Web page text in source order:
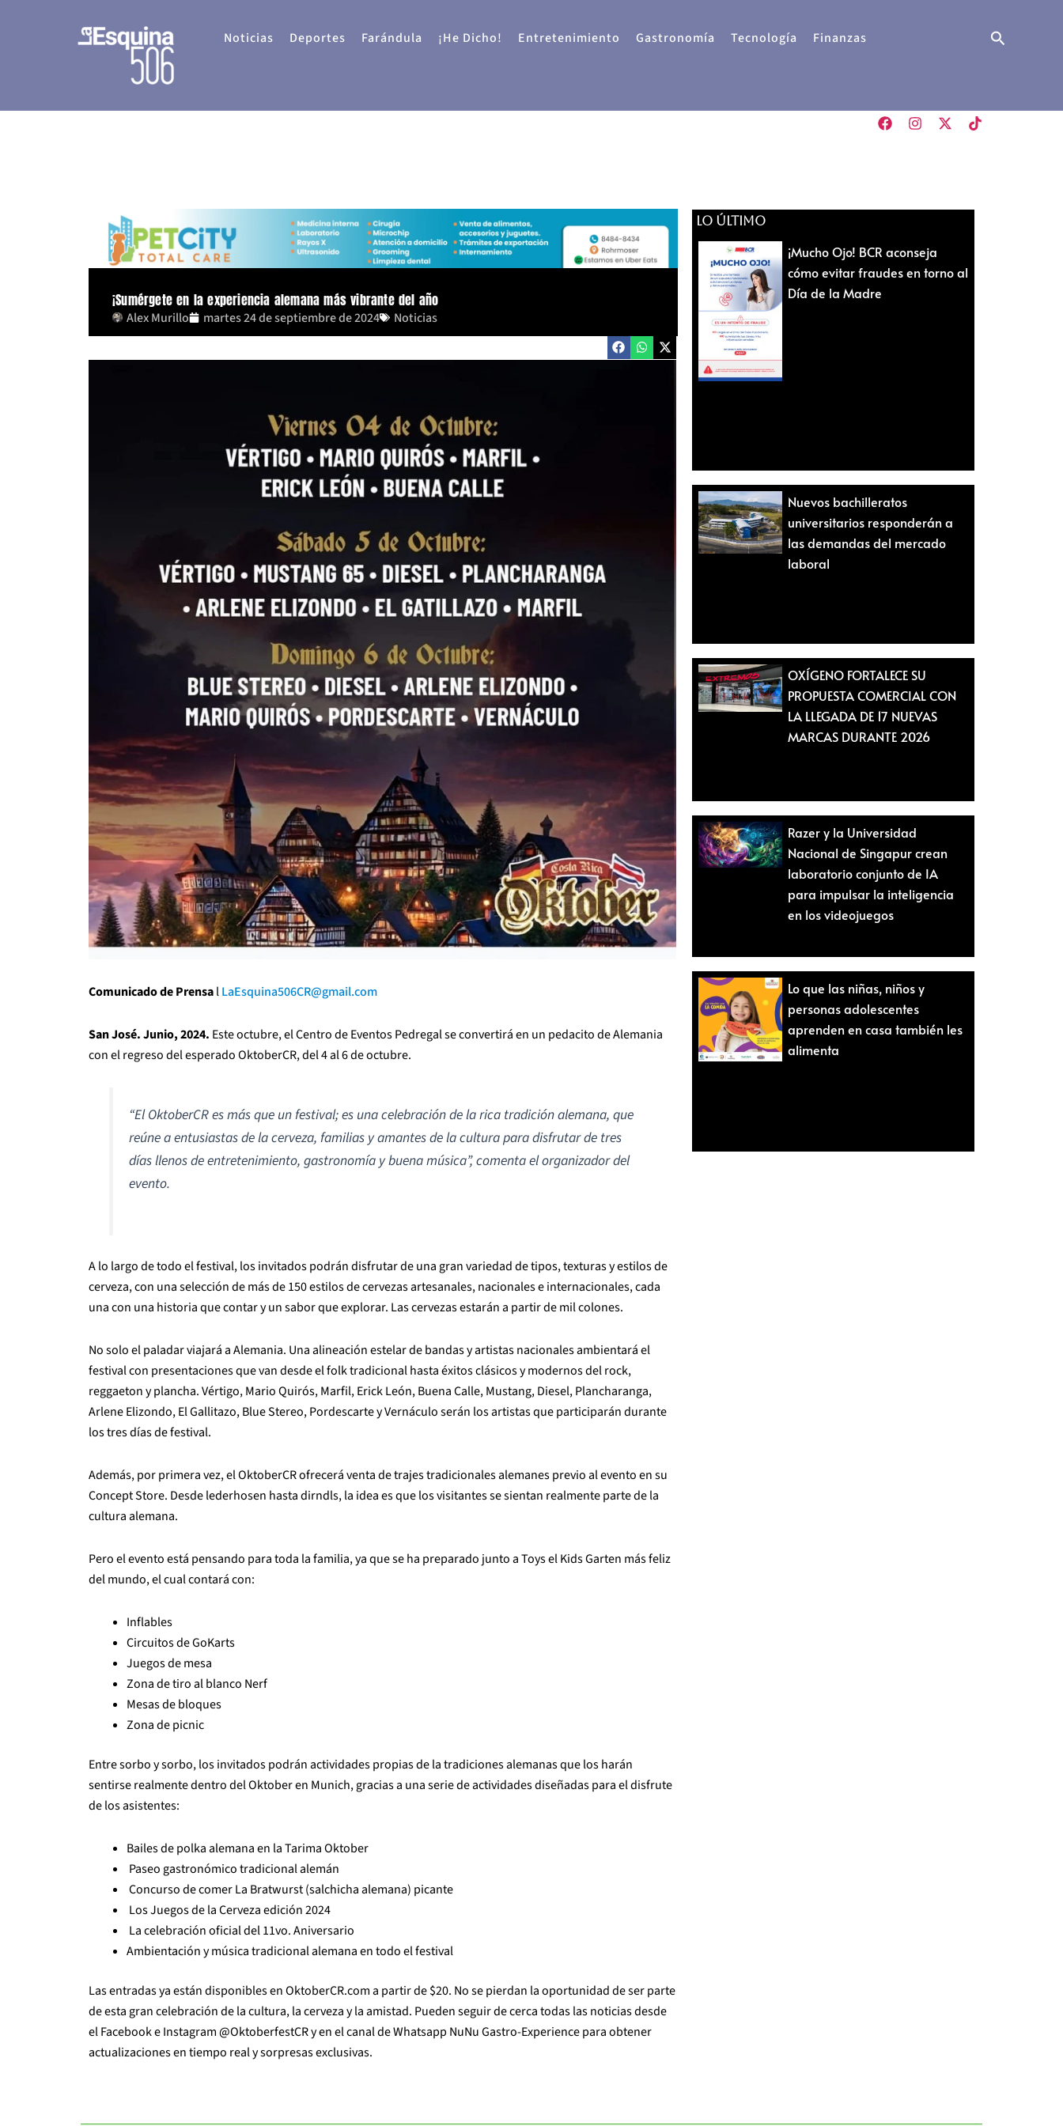
Noticias Deportes Farándula ¡He Dicho! Entretenimiento Gastronomía Tecnología Finanzas Buscar
¡Sumérgete en la experiencia alemana más vibrante del año
Alex Murillo martes 24 de septiembre de 2024 Noticias
Comunicado de PrensalLaEsquina506CR@gmail.com
San José. Junio, 2024. Este octubre, el Centro de Eventos Pedregal se convertirá en un pedacito de Alemania
con el regreso del esperado OktoberCR, del 4 al 6 de octubre.
“El OktoberCR es más que un festival; es una celebración de la rica tradición alemana, que
reúne a entusiastas de la cerveza, familias y amantes de la cultura para disfrutar de tres
días llenos de entretenimiento, gastronomía y buena música”,comenta el organizador del
evento.
A lo largo de todo el festival, los invitados podrán disfrutar de una gran variedad de tipos, texturas y estilos de
cerveza, con una selección de más de 150 estilos de cervezas artesanales, nacionales e internacionales, cada
una con una historia que contar y un sabor que explorar. Las cervezas estarán a partir de mil colones.
No solo el paladar viajará a Alemania. Una alineación estelar de bandas y artistas nacionales ambientará el
festival con presentaciones que van desde el folk tradicional hasta éxitos clásicos y modernos del rock,
reggaeton y plancha. Vértigo, Mario Quirós, Marfil, Erick León, Buena Calle, Mustang, Diesel, Plancharanga,
Arlene Elizondo, El Gallitazo, Blue Stereo, Pordescarte y Vernáculo serán los artistas que participarán durante
los tres días de festival.
Además, por primera vez, el OktoberCR ofrecerá venta de trajes tradicionales alemanes previo al evento en su
Concept Store. Desde lederhosen hasta dirndls, la idea es que los visitantes se sientan realmente parte de la
cultura alemana.
Pero el evento está pensando para toda la familia, ya que se ha preparado junto a Toys el Kids Garten más feliz
del mundo, el cual contará con:
Inflables
Circuitos de GoKarts
Juegos de mesa
Zona de tiro al blanco Nerf
Mesas de bloques
Zona de picnic
Entre sorbo y sorbo, los invitados podrán actividades propias de la tradiciones alemanas que los harán
sentirse realmente dentro del Oktober en Munich, gracias a una serie de actividades diseñadas para el disfrute
de los asistentes:
Bailes de polka alemana en la Tarima Oktober
Paseo gastronómico tradicional alemán
Concurso de comer La Bratwurst (salchicha alemana) picante
Los Juegos de la Cerveza edición 2024
La celebración oficial del 11vo. Aniversario
Ambientación y música tradicional alemana en todo el festival
Las entradas ya están disponibles en OktoberCR.com a partir de $20. No se pierdan la oportunidad de ser parte
de esta gran celebración de la cultura, la cerveza y la amistad. Pueden seguir de cerca todas las noticias desde
el Facebook e Instagram @OktoberfestCR y en el canal de Whatsapp NuNu Gastro-Experience para obtener
actualizaciones en tiempo real y sorpresas exclusivas.
LO ÚLTIMO
¡Mucho Ojo! BCR aconseja
cómo evitar fraudes en torno al
Día de la Madre
Nuevos bachilleratos
universitarios responderán a
las demandas del mercado
laboral
OXÍGENO FORTALECE SU
PROPUESTA COMERCIAL CON
LA LLEGADA DE 17 NUEVAS
MARCAS DURANTE 2026
Razer y la Universidad
Nacional de Singapur crean
laboratorio conjunto de IA
para impulsar la inteligencia
en los videojuegos
Lo que las niñas, niños y
personas adolescentes
aprenden en casa también les
alimenta